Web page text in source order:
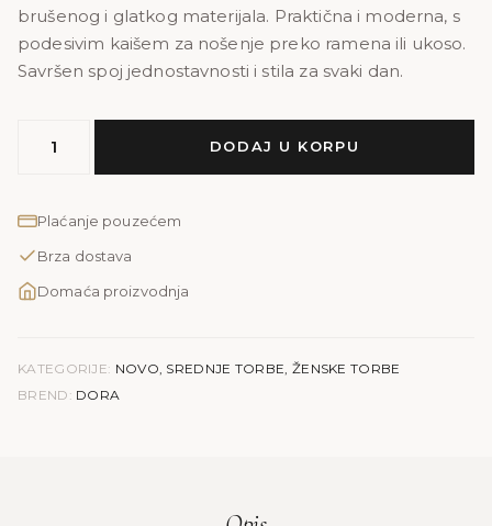
brušenog i glatkog materijala. Praktična i moderna, s
podesivim kaišem za nošenje preko ramena ili ukoso.
Savršen spoj jednostavnosti i stila za svaki dan.
DORA
bež-
količina
DODAJ U KORPU
Plaćanje pouzećem
Brza dostava
Domaća proizvodnja
KATEGORIJE: NOVO SREDNJE TORBE ŽENSKE TORBE
BREND: DORA